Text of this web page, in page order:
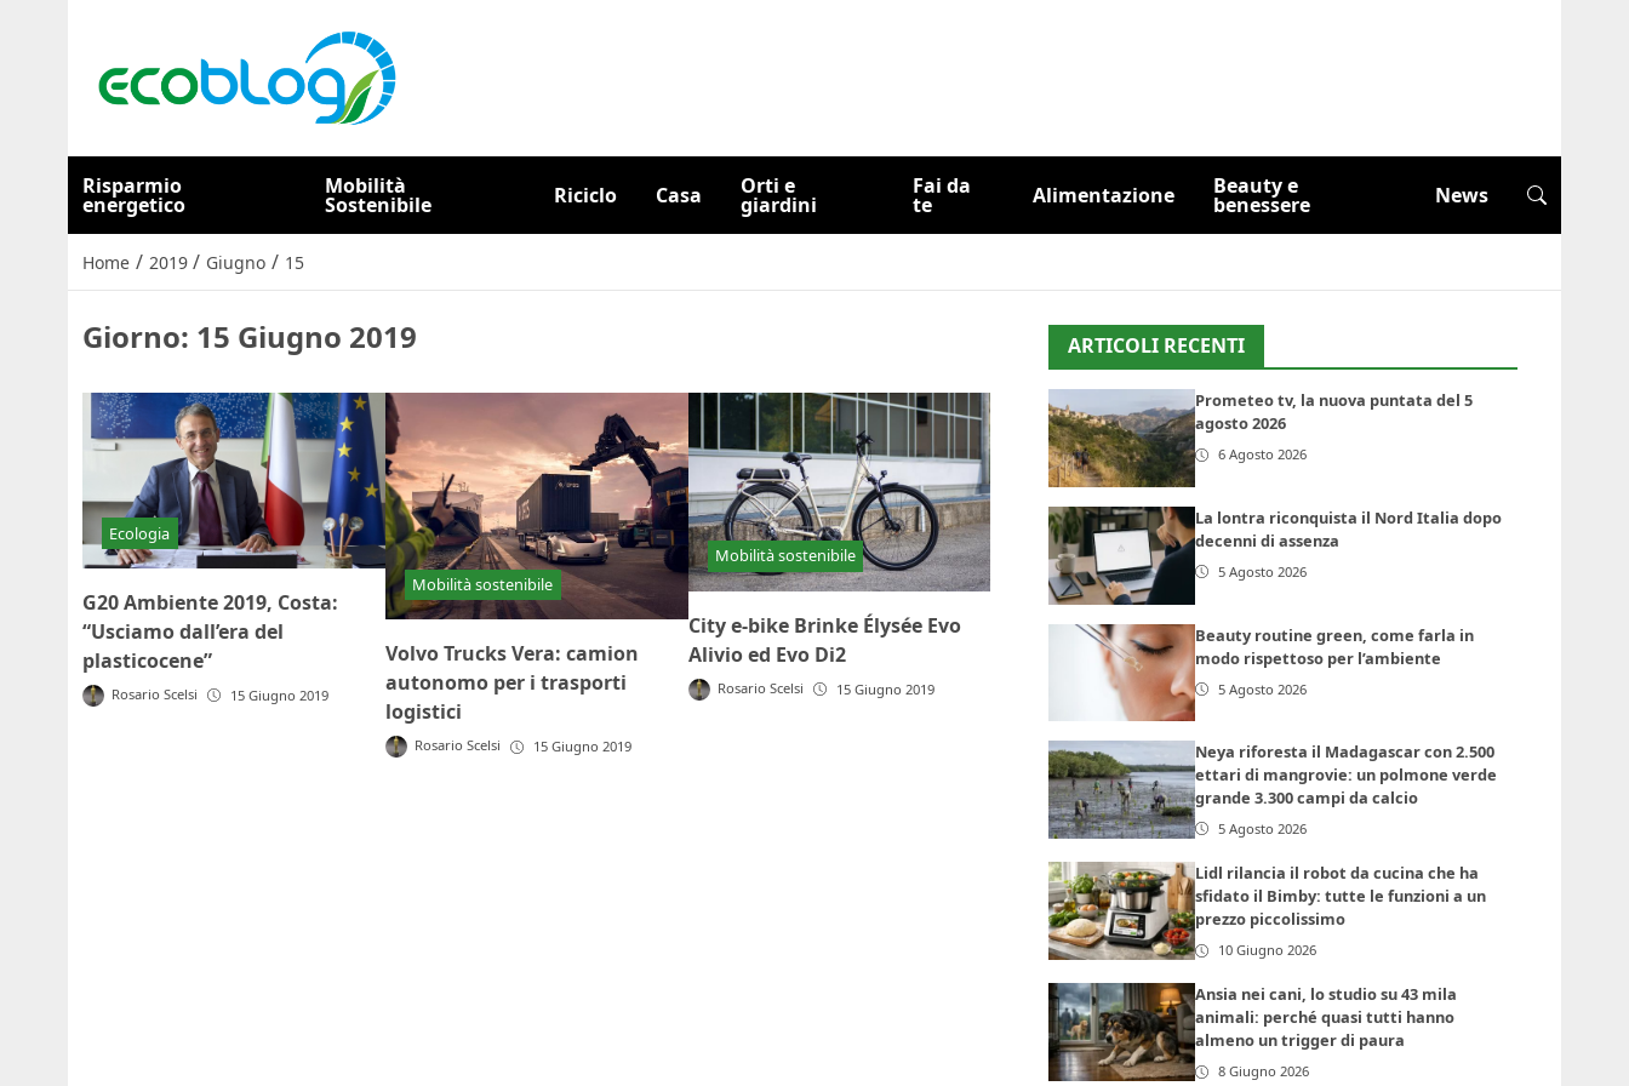
Risparmio
energetico
Mobilità
Sostenibile Riciclo Casa Orti e
giardini
Fai da
te Alimentazione Beauty e
benessere News
Home / 2019 / Giugno / 15
Giorno: 15 Giugno 2019
Ecologia
G20 Ambiente 2019, Costa:
“Usciamo dall’era del
plasticocene”
Rosario Scelsi 15 Giugno 2019
Mobilità sostenibile
Volvo Trucks Vera: camion
autonomo per i trasporti
logistici
Rosario Scelsi 15 Giugno 2019
Mobilità sostenibile
City e-bike Brinke Élysée Evo
Alivio ed Evo Di2
Rosario Scelsi 15 Giugno 2019
ARTICOLI RECENTI
Prometeo tv, la nuova puntata del 5
agosto 2026
6 Agosto 2026
La lontra riconquista il Nord Italia dopo
decenni di assenza
5 Agosto 2026
Beauty routine green, come farla in
modo rispettoso per l’ambiente
5 Agosto 2026
Neya riforesta il Madagascar con 2.500
ettari di mangrovie: un polmone verde
grande 3.300 campi da calcio
5 Agosto 2026
Lidl rilancia il robot da cucina che ha
sfidato il Bimby: tutte le funzioni a un
prezzo piccolissimo
10 Giugno 2026
Ansia nei cani, lo studio su 43 mila
animali: perché quasi tutti hanno
almeno un trigger di paura
8 Giugno 2026